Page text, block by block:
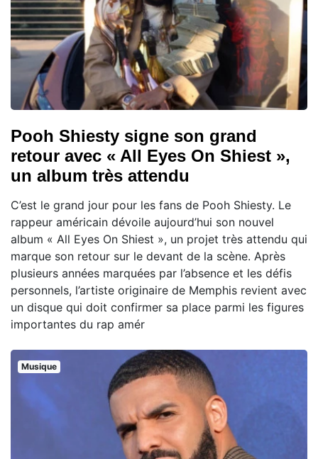
Pooh Shiesty signe son grand
retour avec « All Eyes On Shiest »,
un album très attendu
C’est le grand jour pour les fans de Pooh Shiesty. Le
rappeur américain dévoile aujourd’hui son nouvel
album « All Eyes On Shiest », un projet très attendu qui
marque son retour sur le devant de la scène. Après
plusieurs années marquées par l’absence et les défis
personnels, l’artiste originaire de Memphis revient avec
un disque qui doit confirmer sa place parmi les figures
importantes du rap amér
Musique